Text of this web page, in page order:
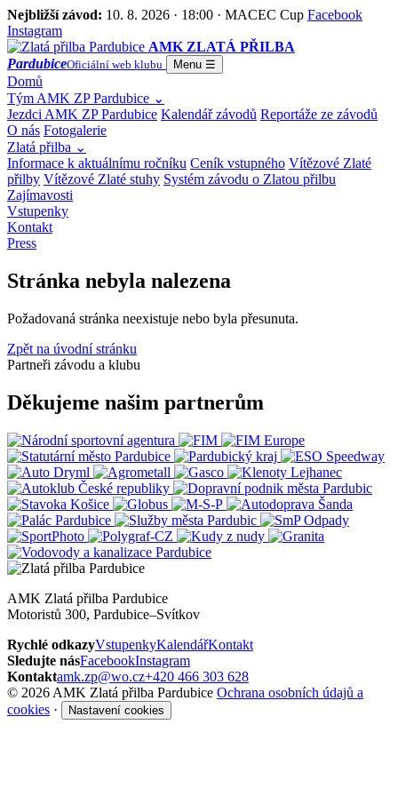
Nejbližší závod: 10. 8. 2026 · 18:00 · MACEC Cup Facebook
Instagram
AMK ZLATÁ PŘILBA
PardubiceOficiální web klubu Menu ☰
Domů
Tým AMK ZP Pardubice ⌄
Jezdci AMK ZP Pardubice Kalendář závodů Reportáže ze závodů
O nás Fotogalerie
Zlatá přilba ⌄
Informace k aktuálnímu ročníku Ceník vstupného Vítězové Zlaté
přilby Vítězové Zlaté stuhy Systém závodu o Zlatou přilbu
Zajímavosti
Vstupenky
Kontakt
Press
Stránka nebyla nalezena
Požadovaná stránka neexistuje nebo byla přesunuta.
Zpět na úvodní stránku
Partneři závodu a klubu
Děkujeme našim partnerům
AMK Zlatá přilba Pardubice
Motoristů 300, Pardubice–Svítkov
Rychlé odkazyVstupenkyKalendářKontakt
Sledujte násFacebookInstagram
Kontaktamk.zp@wo.cz+420 466 303 628
© 2026 AMK Zlatá přilba Pardubice Ochrana osobních údajů a
cookies · Nastavení cookies